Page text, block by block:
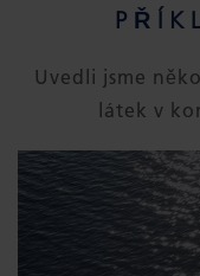
Uvedli jsme
látek v